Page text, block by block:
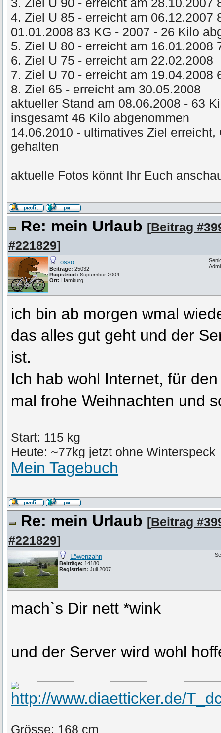
3. Ziel U 90 - erreicht am 28.10.2007
4. Ziel U 85 - erreicht am 06.12.2007
01.01.2008 83 KG - 2007 - 26 Kilo
5. Ziel U 80 - erreicht am 16.01.2008
6. Ziel U 75 - erreicht am 22.02.2008
7. Ziel U 70 - erreicht am 19.04.2008
8. Ziel 65 - erreicht am 30.05.2008
aktueller Stand am 08.06.2008 - 63
insgesamt 46 Kilo abgenommen
14.06.2010 - ultimatives Ziel
gehalten
aktuelle Fotos könnt Ihr Euch
Re: mein Urlaub [Beitrag
#221829]
osso
Beiträge: 25032
Registriert: September 2004
Ort: Hamburg
ich bin ab morgen wmal
das alles gut geht und der
ist.
Ich hab wohl Internet, für
mal frohe Weihnachten und
Start: 115 kg
Heute: ~77kg jetzt ohne Winterspeck
Mein Tagebuch
Re: mein Urlaub [Beitrag
#221829]
Löwenzahn
Beiträge: 14180
Registriert: Juli 2007
mach`s Dir nett *wink
und der Server wird wohl
Grösse: 168 cm